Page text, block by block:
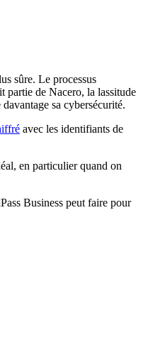
sûre. Le processus
partie de Nacero, la lassitude
sa cybersécurité.
avec les identifiants de
en particulier quand on
Business peut faire pour